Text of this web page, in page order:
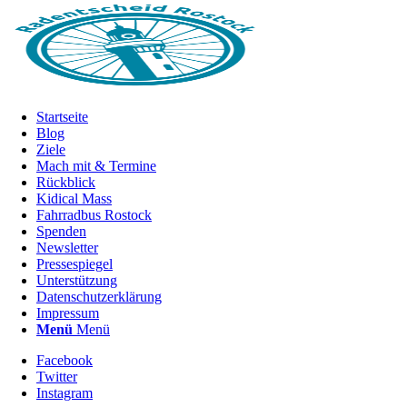
Startseite
Blog
Ziele
Mach mit & Termine
Rückblick
Kidical Mass
Fahrradbus Rostock
Spenden
Newsletter
Pressespiegel
Unterstützung
Datenschutzerklärung
Impressum
Menü Menü
Facebook
Twitter
Instagram